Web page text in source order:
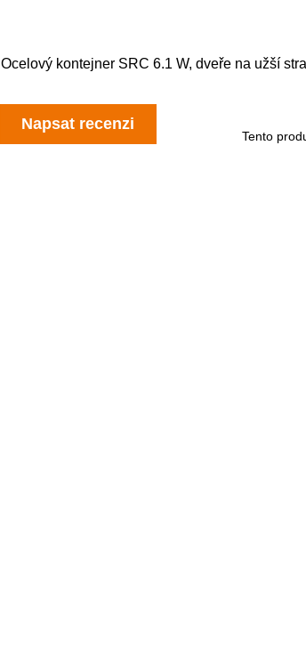
Ocelový kontejner SRC 6.1 W, dveře na užší
Napsat recenzi
Tento